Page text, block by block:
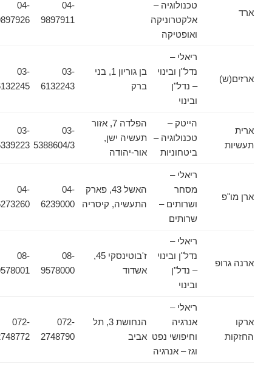
ארד
טכנולוגיה –
אלקטרוניקה
ואופטיקה
04-
9897911
04-
9897926
ארזים(ש)
ריאלי –
נדל"ן ובינוי
– נדל"ן
ובינוי
בן גוריון 1, בני
ברק
03-
6132243
03-
6132245
ארית
תעשיות
הייטק –
טכנולוגיה –
ביטחוניות
הפלדה 7, אזור
תעשיה ישן,
אור-יהודה
03-
5388604/3
03-
5339223
ארן מו"פ
ריאלי –
מסחר
ושרותים –
שרותים
האשל 43, פארק
התעשיה, קיסריה
04-
6239000
04-
6273260
ארנה גרופ
ריאלי –
נדל"ן ובינוי
– נדל"ן
ובינוי
ז'בוטינסקי 45,
אשדוד
08-
9578000
08-
9578001
ארקו
החזקות
ריאלי –
אנרגיה
וחיפושי נפט
וגז – אנרגיה
הנחושת 3, תל
אביב
072-
2748790
072-
2748772